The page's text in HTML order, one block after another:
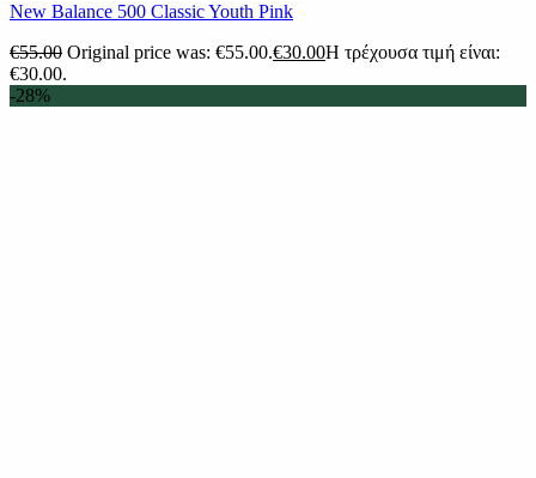
New Balance 500 Classic Youth Pink
€55.00 Original price was: €55.00.€30.00Η τρέχουσα τιμή είναι:
€30.00.
-28%